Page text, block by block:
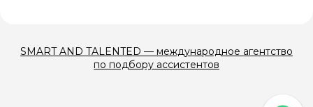
SMART AND TALENTED — международное агентство
по подбору ассистентов